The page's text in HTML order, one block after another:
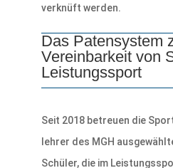
verknüft werden.
Das Patensystem
Vereinbarkeit von
Leistungssport
Seit 2018 betreuen die
lehrer des MGH
Schüler, die im